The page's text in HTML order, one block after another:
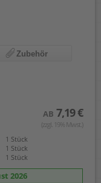
Zubehör
AB 7,19 €
(zzgl. 19% Mwst.)
1 Stück
1 Stück
1 Stück
2026